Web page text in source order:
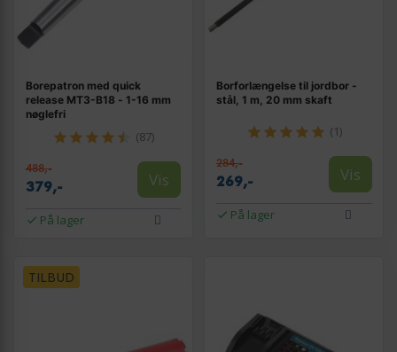
Borepatron med quick
release MT3-B18 - 1-16 mm
nøglefri
(87)
488,-
379,- Vis
På lager
Borforlængelse til jordbor -
stål, 1 m, 20 mm skaft
(1)
284,-
269,- Vis
På lager
TILBUD